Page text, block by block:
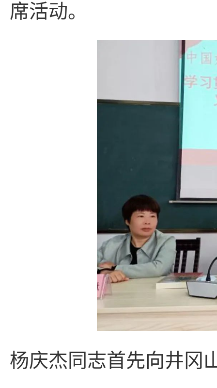
席活动。
杨庆杰同志首先向井冈